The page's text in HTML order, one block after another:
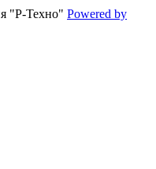
"Р-Техно" Powered by